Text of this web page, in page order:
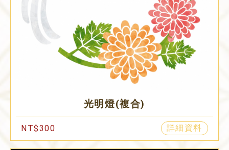
光明燈(複合)
NT$300 詳細資料